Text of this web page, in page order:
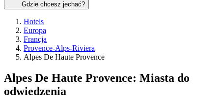
Gdzie chcesz jechać?
Hotels
Europa
Francja
Provence-Alps-Riviera
Alpes De Haute Provence
Alpes De Haute Provence: Miasta do
odwiedzenia